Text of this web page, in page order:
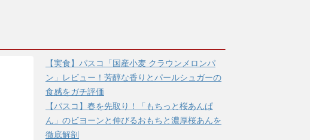
【実食】パスコ「国産小麦 クラウンメロンパ
ン」レビュー！芳醇な香りとパールシュガーの
食感をガチ評価
【パスコ】春を先取り！「もちっと桜あんぱ
ん」のビヨーンと伸びるおもちと濃厚桜あんを
徹底解剖